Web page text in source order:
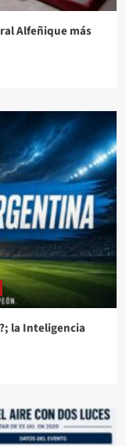
Alfeñique más
la Inteligencia